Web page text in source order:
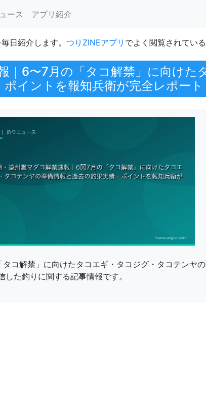
ース アプリ紹介
日紹介します。 つりZINEアプリ でよく閲覧されてい
｜6〜7月の「タコ解禁」に向けた
イントを報知兵衛が完全レポート
コ解禁」に向けたタコエギ・タコジグ・タコテンヤ
た釣りに関する記事情報です。